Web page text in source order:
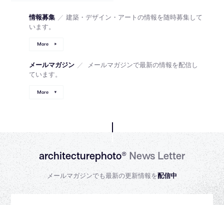
情報募集 ／ 建築・デザイン・アートの情報を随時募集して
います。
More
メールマガジン ／
メールマガジンで最新の情報を配信し
ています。
More
architecturephoto®News Letter
メールマガジンでも最新の更新情報を配信中